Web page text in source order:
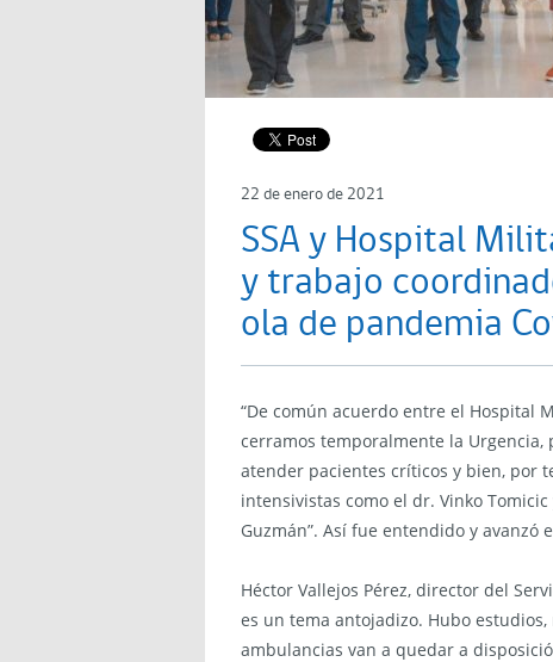
22 de enero de 2021
SSA y Hospital
y trabajo
ola de pandemia
“De común acuerdo entre el Hospital
cerramos temporalmente la
atender pacientes críticos y bien, por
intensivistas como el dr. Vinko
Guzmán”. Así fue entendido y avanzó
Héctor Vallejos Pérez, director del
es un tema antojadizo. Hubo
ambulancias van a quedar a